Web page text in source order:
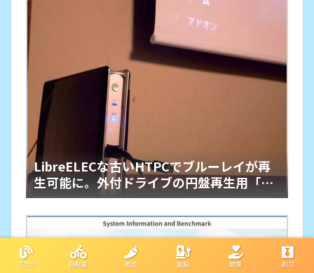
LibreELECな古いHTPCでブルーレイが再
生可能に。外付ドライブの円盤再生用「艦
橋」という余生
ブログ 自転車 園芸 電脳 健康 剃刀